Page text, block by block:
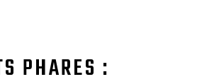
PHARES :